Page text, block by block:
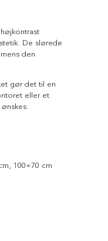
De slørede
den
gør det til en
eller et
100×70 cm